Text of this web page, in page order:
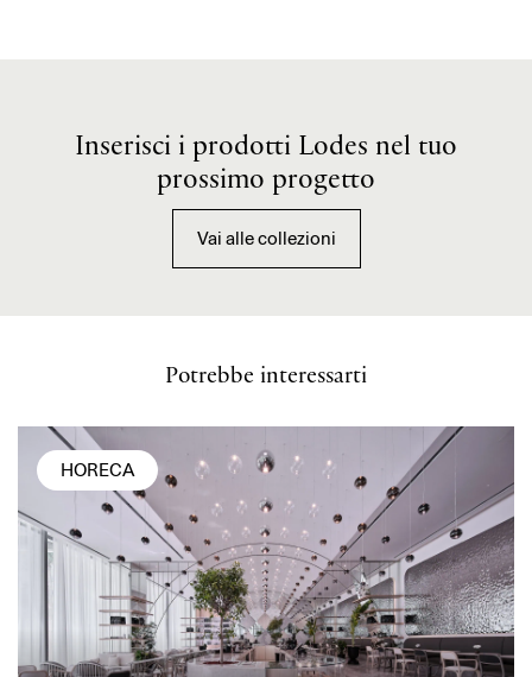
Inserisci i prodotti Lodes nel tuo
prossimo progetto
Vai alle collezioni
Potrebbe interessarti
HORECA